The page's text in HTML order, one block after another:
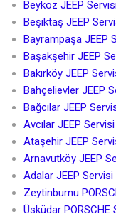
Beykoz JEEP
Beşiktaş JEEP
Bayrampaşa JEEP
Başakşehir JEEP
Bakırköy JEEP
Bahçelievler JEEP
Bağcılar JEEP
Avcılar JEEP Servisi
Ataşehir JEEP
Arnavutköy JEEP
Adalar JEEP Servisi
Zeytinburnu
Üsküdar PORSCHE